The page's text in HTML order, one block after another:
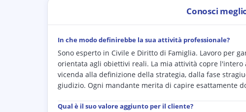
Conosci
In che modo definirebbe la sua attività professionale?
Sono esperto in Civile e Diritto di Famiglia. Lavoro per
orientata agli obiettivi reali. La mia attività copre
vicenda alla definizione della strategia, dalla fase
giudizio. Ogni mandante merita di capire esattamente
Qual è il suo valore aggiunto per il cliente?